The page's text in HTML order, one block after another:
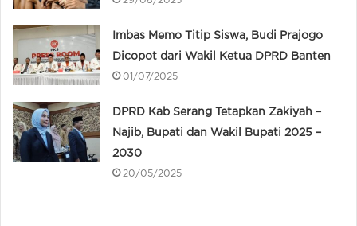
Imbas Memo Titip Siswa, Budi Prajogo
Dicopot dari Wakil Ketua DPRD Banten
01/07/2025
DPRD Kab Serang Tetapkan Zakiyah –
Najib, Bupati dan Wakil Bupati 2025 –
2030
20/05/2025